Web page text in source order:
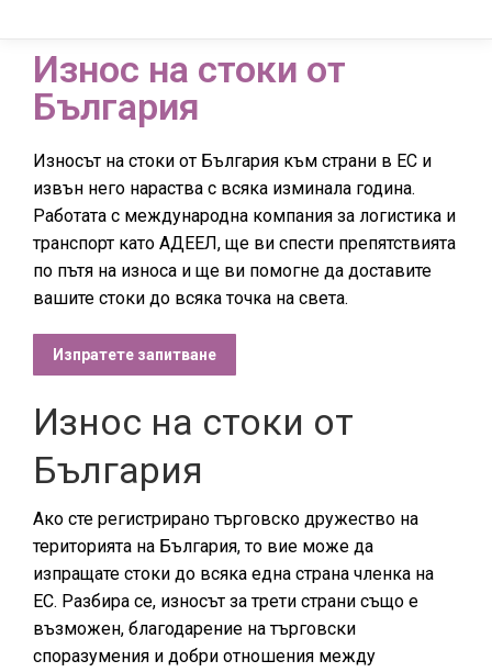
Износ на стоки от
България
Износът на стоки от България към страни в ЕС и
извън него нараства с всяка изминала година.
Работата с международна компания за логистика и
транспорт като АДЕЕЛ, ще ви спести препятствията
по пътя на износа и ще ви помогне да доставите
вашите стоки до всяка точка на света.
Изпратете запитване
Износ на стоки от
България
Ако сте регистрирано търговско дружество на
територията на България, то вие може да
изпращате стоки до всяка една страна членка на
ЕС. Разбира се, износът за трети страни също е
възможен, благодарение на търговски
споразумения и добри отношения между